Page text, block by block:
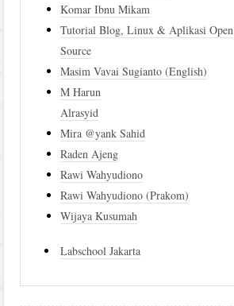
Komar Ibnu Mikam
Tutorial Blog, Linux & Aplikasi Open
Source
Masim Vavai Sugianto (English)
M Harun
Alrasyid
Mira @yank Sahid
Raden Ajeng
Rawi Wahyudiono
Rawi Wahyudiono (Prakom)
Wijaya Kusumah
Labschool Jakarta